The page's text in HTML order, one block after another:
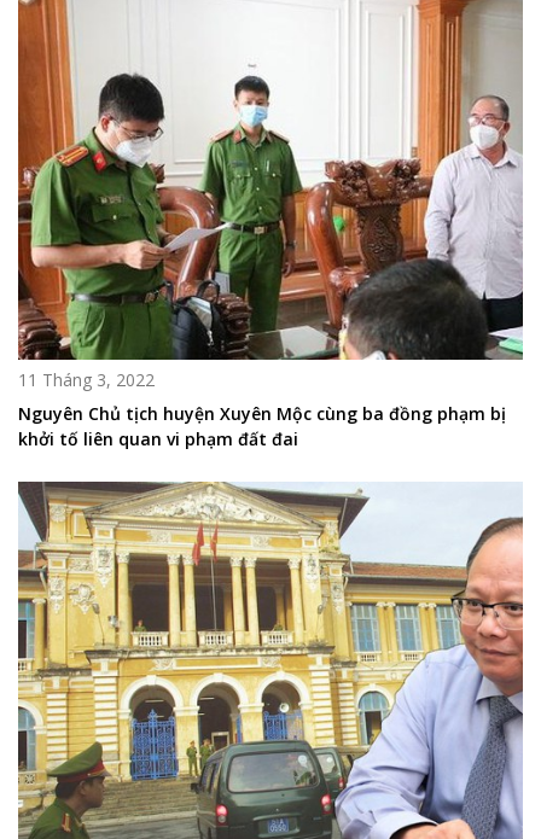
11 Tháng 3, 2022
Nguyên Chủ tịch huyện Xuyên Mộc cùng ba đồng phạm bị
khởi tố liên quan vi phạm đất đai